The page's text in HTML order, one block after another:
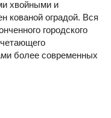
хвойными и
кованой оградой. Вся
городского
более современных